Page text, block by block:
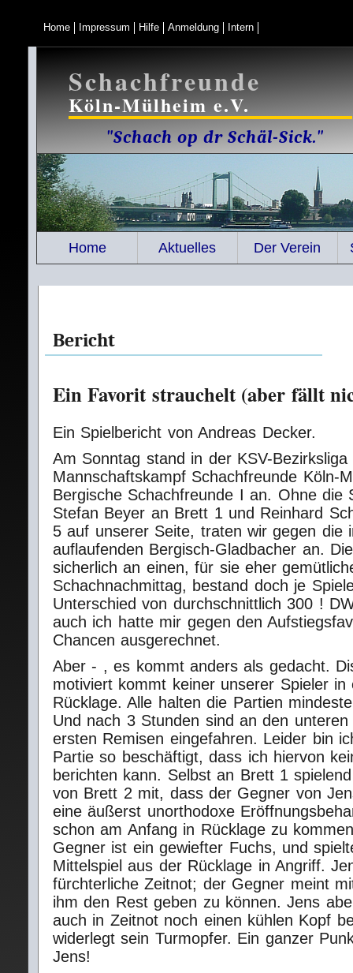
Home Impressum Hilfe Anmeldung Intern
Schachfreunde
Köln-Mülheim e.V.
"Schach op dr Schäl-Sick."
Home Aktuelles Der Verein
Bericht
Ein Favorit strauchelt (aber fällt
Ein Spielbericht von Andreas Decker.
Am Sonntag stand in der KSV-
Mannschaftskampf Schachfreunde Köln-
Bergische Schachfreunde I an. Ohne die
Stefan Beyer an Brett 1 und Reinhard
5 auf unserer Seite, traten wir gegen die
auflaufenden Bergisch-Gladbacher an.
sicherlich an einen, für sie eher
Schachnachmittag, bestand doch je
Unterschied von durchschnittlich 300 !
auch ich hatte mir gegen den
Chancen ausgerechnet.
Aber - , es kommt anders als gedacht.
motiviert kommt keiner unserer Spieler in
Rücklage. Alle halten die Partien
Und nach 3 Stunden sind an den
ersten Remisen eingefahren. Leider bin
Partie so beschäftigt, dass ich hiervon
berichten kann. Selbst an Brett 1
von Brett 2 mit, dass der Gegner von
eine äußerst unorthodoxe
schon am Anfang in Rücklage zu
Gegner ist ein gewiefter Fuchs, und
Mittelspiel aus der Rücklage in Angriff.
fürchterliche Zeitnot; der Gegner meint
ihm den Rest geben zu können. Jens
auch in Zeitnot noch einen kühlen Kopf
widerlegt sein Turmopfer. Ein ganzer
Jens!